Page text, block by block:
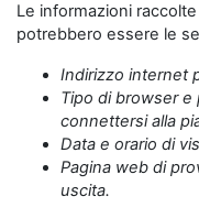
Le informazioni
potrebbero essere le
Indirizzo internet
Tipo di browser
connettersi alla
Data e orario di
Pagina web di
uscita.